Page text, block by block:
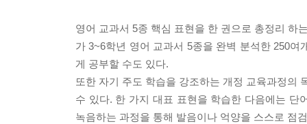
영어 교과서 5종 핵심 표현을 한 권으로 총정리 하
가 3~6학년 영어 교과서 5종을 완벽 분석한 250
게 공부할 수도 있다.
또한 자기 주도 학습을 강조하는 개정 교육과정의
수 있다. 한 가지 대표 표현을 학습한 다음에는 단
녹음하는 과정을 통해 발음이나 억양을 스스로 점